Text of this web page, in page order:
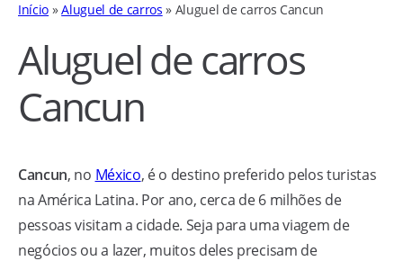
Início »Aluguel de carros » Aluguel de carros Cancun
Aluguel de carros
Cancun
Cancun, no México, é o destino preferido pelos turistas
na América Latina. Por ano, cerca de 6 milhões de
pessoas visitam a cidade. Seja para uma viagem de
negócios ou a lazer, muitos deles precisam de